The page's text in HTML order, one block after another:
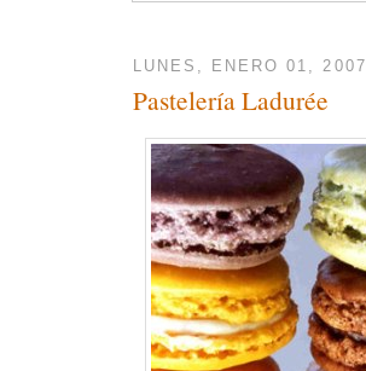
LUNES, ENERO 01, 2007
Pastelería Ladurée